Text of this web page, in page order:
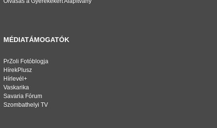
MÉDIATÁMOGATÓK
PrZoli Fotóblogja
HírekPlusz
Hírlevél+
Vaskarika
Savaria Fórum
Szombathelyi TV